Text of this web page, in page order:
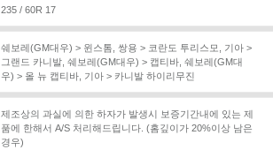
235 / 60R 17
쉐보레(GM대우) > 윈스톰 쌍용 > 코란도 투리스모
기아 >
그랜드 카니발, 쉐보레(GM대우) > 캡티바, 쉐보레(GM대
우) > 올 뉴 캡티바, 기아 > 카니발 하이리무진
제조상의 과실에 의한 하자가 발생시 보증기간내에 있는 제
품에 한해서 A/S 처리해드립니다. (홈깊이가 20%이상 남은
경우)